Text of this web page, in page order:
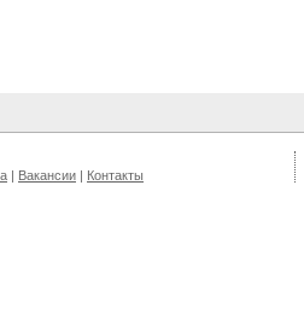
| Вакансии | Контакты